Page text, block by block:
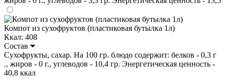
Компот из сухофруктов (пластиковая бутылка 1л)
Ккал: 408
Состав
Сухофрукты, сахар. На 100 гр. блюдо содержит: белков - 0,3 г
., жиров - 0 г., углеводов - 10,4 гр. Энергетическая ценность -
40,8 ккал